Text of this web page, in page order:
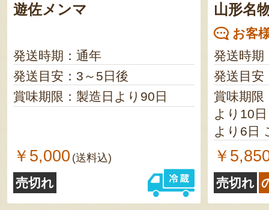
遊佐メンマ
発送時期：通年
発送目安：3～5日後
賞味期限：製造日より90日
￥5,000 (送料込)
売切れ
山形名
お客
発送時期
発送目安
賞味期限
より10日 牛肉／冷蔵で製造
より6日 こんにゃく／冷蔵で製
造日より120日
後、お
い タ
￥
売切れ